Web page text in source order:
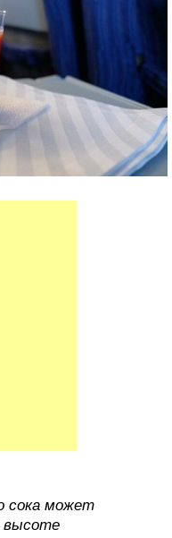
сока может
высоте